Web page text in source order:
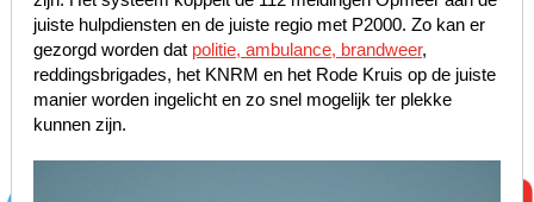
juiste hulpdiensten en de juiste regio met P2000. Zo kan er
gezorgd worden dat politie, ambulance, brandweer,
reddingsbrigades, het KNRM en het Rode Kruis op de juiste
manier worden ingelicht en zo snel mogelijk ter plekke
kunnen zijn.